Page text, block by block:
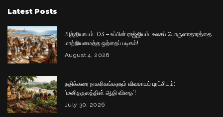
Latest Posts
அத்தியாயம்: 03 – உப்பின் ராஜ்ஜியம்: உலகப் பொருளாதாரத்தை
மாற்றியமைத்த ஒற்றைப் படிகம்!
August 4, 2026
நதிக்கரை நாகரிகங்களும் விவசாயப் புரட்சியும்:
‘மனிதகுலத்தின் ஆதி விதை’!
July 30, 2026